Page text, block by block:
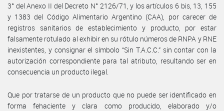
3° del Anexo II del Decreto N° 2126/71, y los artículos 6 bis, 13, 155
y 1383 del Código Alimentario Argentino (CAA), por carecer de
registros sanitarios de establecimiento y producto, por estar
falsamente rotulado al exhibir en su rótulo números de RNPA y RNE
inexistentes, y consignar el símbolo “Sin T.A.C.C.” sin contar con la
autorización correspondiente para tal atributo, resultando ser en
consecuencia un producto ilegal.
Que por tratarse de un producto que no puede ser identificado en
forma fehaciente y clara como producido, elaborado y/o